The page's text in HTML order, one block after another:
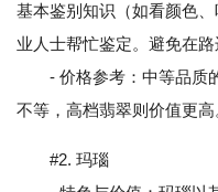
基本鉴别知识（如看颜色
业人士帮忙鉴定。避免在
- 价格参考：中等品质
不等，高档翡翠则价值更高
#2. 玛瑙